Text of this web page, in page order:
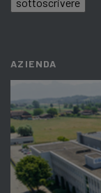
AZIENDA